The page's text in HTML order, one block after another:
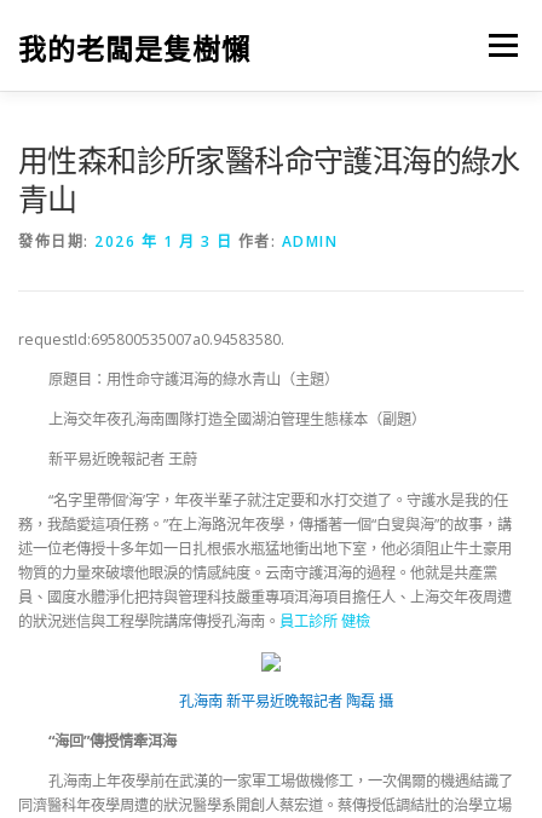
我的老闆是隻樹懶 選單
用性森和診所家醫科命守護洱海的綠水
青山
發佈日期: 2026 年 1 月 3 日 作者: ADMIN
requestId:695800535007a0.94583580.
原題目：用性命守護洱海的綠水青山（主題）
上海交年夜孔海南團隊打造全國湖泊管理生態樣本（副題）
新平易近晚報記者 王蔚
“名字里帶個‘海’字，年夜半輩子就注定要和水打交道了。守護水是我的任
務，我酷愛這項任務。”在上海路況年夜學，傳播著一個“白叟與海”的故事，講
述一位老傳授十多年如一日扎根張水瓶猛地衝出地下室，他必須阻止牛土豪用
物質的力量來破壞他眼淚的情感純度。云南守護洱海的過程。他就是共產黨
員、國度水體淨化把持與管理科技嚴重專項洱海項目擔任人、上海交年夜周遭
的狀況迷信與工程學院講席傳授孔海南。 員工診所 健檢
孔海南 新平易近晚報記者 陶磊 攝
“海回”傳授情牽洱海
孔海南上年夜學前在武漢的一家軍工場做機修工，一次偶爾的機遇結識了
同濟醫科年夜學周遭的狀況醫學系開創人蔡宏道。蔡傳授低調結壯的治學立場